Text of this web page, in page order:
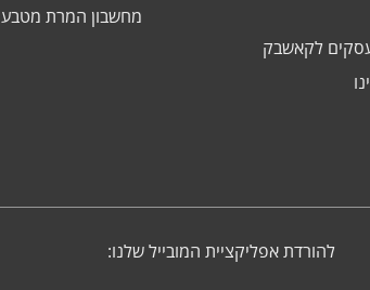
לקאשבק
מחשבון המרת מטבע
להורדת אפליקציית המובייל שלנו: